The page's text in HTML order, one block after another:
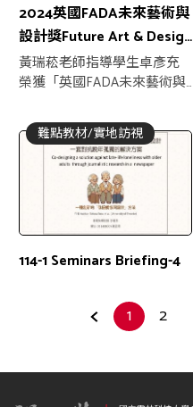
2024英國FADA未來藝術與
設計獎Future Art & Design
Award UK
黃瑞菘老師指導學生卓彥充
榮獲「英國FADA未來藝術與
難點教材/實地訪視
114-1 Seminars Briefing-4
1 2